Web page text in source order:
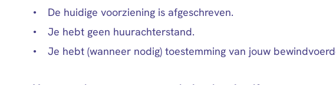
De huidige voorziening is afgeschreven.
Je hebt geen huurachterstand.
Je hebt (wanneer nodig) toestemming van jouw